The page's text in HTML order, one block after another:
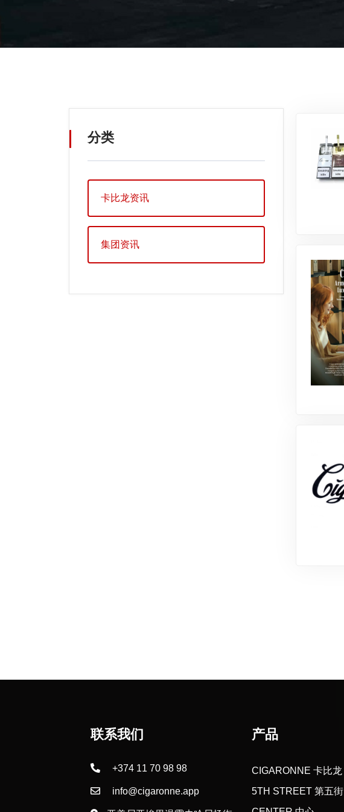
分类
卡比龙资讯
集团资讯
联系我们
+374 11 70 98 98
info@cigaronne.app
产品
CIGARONNE 卡比龙
5TH STREET 第五街